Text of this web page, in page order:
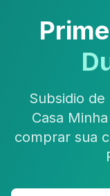
Subsidio de
Casa
comprar sua